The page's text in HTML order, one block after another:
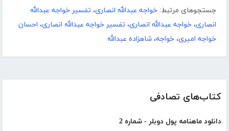
کتاب‌های تصادفی
دانلود ماهنامه پول دوبلر - شماره 2
جستجوهای مرتبط: خواجه عبدالله انصاری، تفسیر خواجه عبدالله
انصاری، خواجه عبدالله انصاری، تفسیر خواجه عبدالله انصاری، احسان
خواجه امیری، خواجه، شاهزاده عبدالله